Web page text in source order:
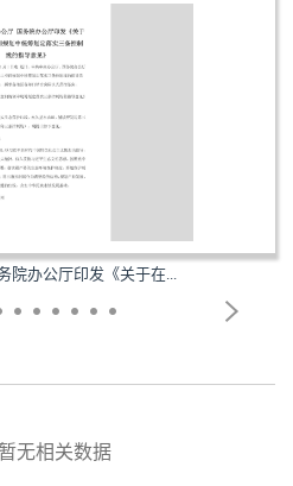
院办公厅印发《关于在...
暂无相关数据